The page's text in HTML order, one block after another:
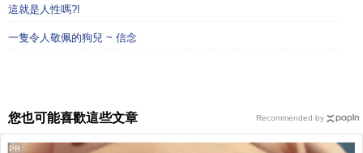
這就是人性嗎?!
一隻令人敬佩的狗兒 ~ 信念
您也可能喜歡這些文章
PR
Recommended by